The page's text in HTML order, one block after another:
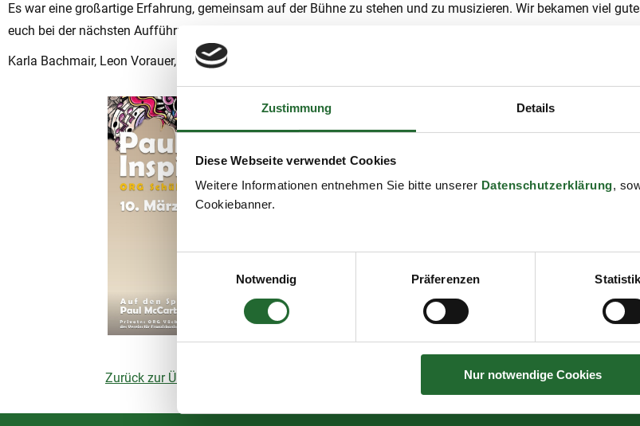
Zustimmung Details
Diese Webseite verwendet Cookies
Weitere Informationen entnehmen Sie bitte unserer Datenschutzerklärung,
Cookiebanner.
Notwendig
Präferenzen
Nur notwendige Cookies
Es war eine großartige Erfahrung, gemeinsam auf der Bühne zu stehen und zu musizieren. Wir bekamen viel
euch bei der nächsten Aufführung wieder sehen!
Karla Bachmair, Leon Vorauer, Leonie Auer 5A
Zurück zur Übersicht